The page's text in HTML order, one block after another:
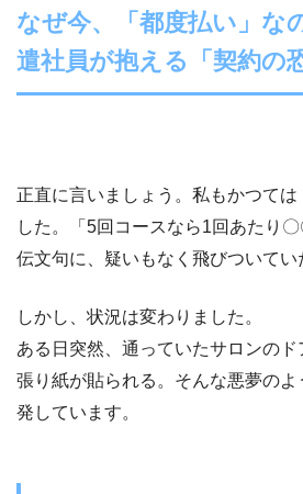
なぜ今、「都度払い」な
遣社員が抱える「契約の
正直に言いましょう。私もかつて
した。「5回コースなら1回あたり
伝文句に、疑いもなく飛びついてい
しかし、状況は変わりました。
ある日突然、通っていたサロンの
張り紙が貼られる。そんな悪夢の
発しています。